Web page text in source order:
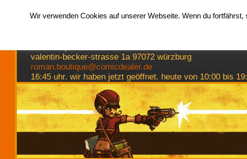
valentin-becker-strasse 1a 97072 würzburg
roman.boutique@comicdealer.de
16:45 uhr. wir haben jetzt geöffnet. heute von 10:00 bis
Wir verwenden Cookies auf unserer Webseite. Wenn du